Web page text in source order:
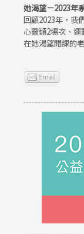
她渴望－2023年
回顧2023年，我
心靈類2場次、
在她渴望開課的